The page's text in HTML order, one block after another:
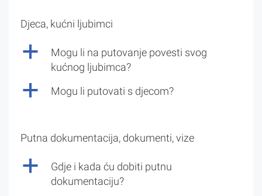
Djeca, kućni ljubimci
a
Mogu li na putovanje povesti svog
kućnog ljubimca?
a Mogu li putovati s djecom?
Putna dokumentacija, dokumenti, vize
a
Gdje i kada ću dobiti putnu
dokumentaciju?